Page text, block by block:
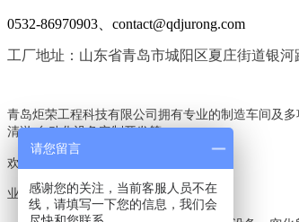
0532-86970903、contact@qdjurong.com
工厂地址：山东省青岛市城阳区夏庄街道银河
青岛炬荣工程科技有限公司拥有专业的制造车间及
清淤,自动化设备定制开发等,
欢迎电询:18560612551,18561519087
业务范围：
请您留言
感谢您的关注，当前客服人员不在
线，请填写一下您的信息，我们会